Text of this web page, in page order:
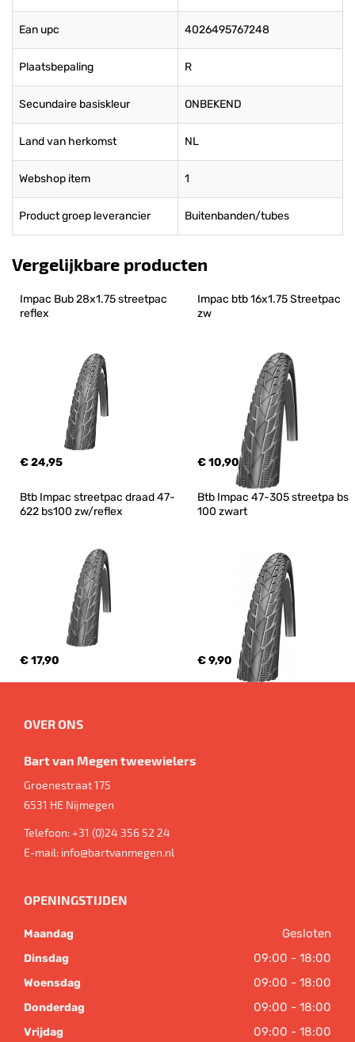
Ean upc 4026495767248
Plaatsbepaling R
Secundaire basiskleur ONBEKEND
Land van herkomst NL
Webshop item 1
Product groep leverancier Buitenbanden/tubes
Vergelijkbare producten
Impac Bub 28x1.75 streetpac
reflex
€ 24,95
Impac btb 16x1.75 Streetpac
zw
€ 10,90
Btb Impac streetpac draad 47-
622 bs100 zw/reflex
€ 17,90
Btb Impac 47-305 streetpa bs
100 zwart
€ 9,90
OVER ONS
Bart van Megen tweewielers
Groenestraat 175
6531 HE Nijmegen
Telefoon:+31 (0)24 356 52 24
E-mail: info@bartvanmegen.nl
OPENINGSTIJDEN
Maandag Gesloten
Dinsdag 09:00 - 18:00
Woensdag 09:00 - 18:00
Donderdag 09:00 - 18:00
Vrijdag 09:00 - 18:00